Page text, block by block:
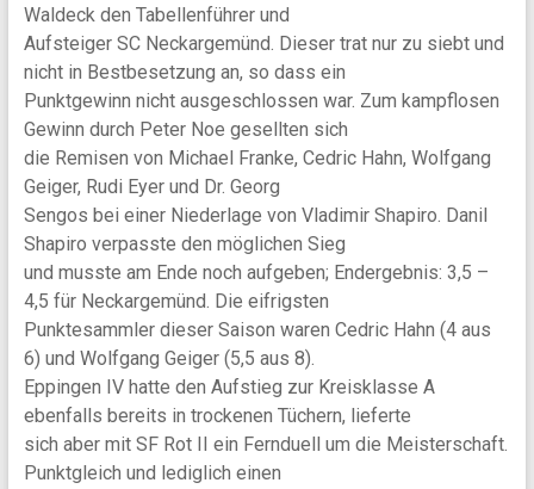
Waldeck den Tabellenführer und
Aufsteiger SC Neckargemünd. Dieser trat nur zu siebt und
nicht in Bestbesetzung an, so dass ein
Punktgewinn nicht ausgeschlossen war. Zum kampflosen
Gewinn durch Peter Noe gesellten sich
die Remisen von Michael Franke, Cedric Hahn, Wolfgang
Geiger, Rudi Eyer und Dr. Georg
Sengos bei einer Niederlage von Vladimir Shapiro. Danil
Shapiro verpasste den möglichen Sieg
und musste am Ende noch aufgeben; Endergebnis: 3,5 –
4,5 für Neckargemünd. Die eifrigsten
Punktesammler dieser Saison waren Cedric Hahn (4 aus
6) und Wolfgang Geiger (5,5 aus 8).
Eppingen IV hatte den Aufstieg zur Kreisklasse A
ebenfalls bereits in trockenen Tüchern, lieferte
sich aber mit SF Rot II ein Fernduell um die Meisterschaft.
Punktgleich und lediglich einen